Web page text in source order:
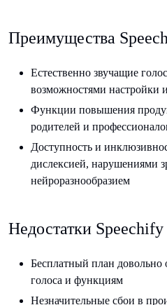
Преимущества
Естественно звучащие
возможностями настройки
Функции повышения
родителей и
Доступность и
дислексией, нарушениями
нейроразнообразием
Недостатки Speechify
Бесплатный план довольно
голоса и функциям
Незначительные сбои в